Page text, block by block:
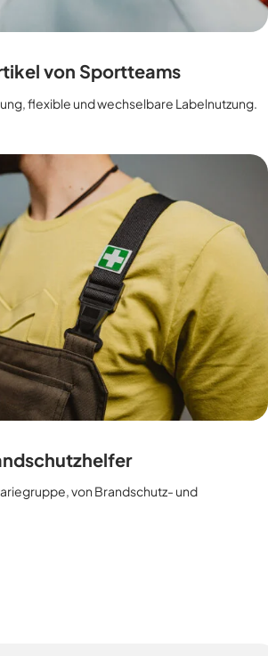
von Sportteams
flexible und wechselbare Labelnutzung.
von Brandschutz- und